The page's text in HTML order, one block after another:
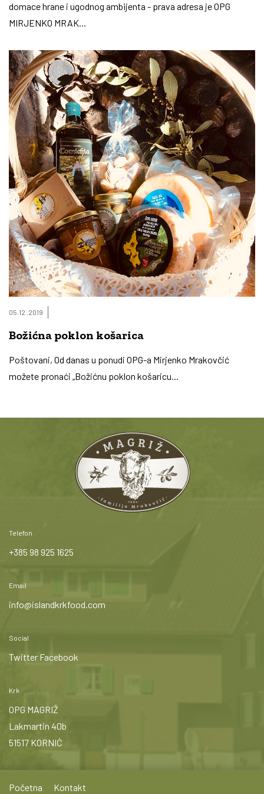
domace hrane i ugodnog ambijenta - prava adresa je OPG
MIRJENKO MRAK...
05.12 .2019
Božićna poklon košarica
Poštovani, Od danas u ponudi OPG-a Mirjenko Mrakovčić
možete pronaći „Božićnu poklon košaricu...
Telefon
+385 98 925 1625
Email
info@islandkrkfood.com
Social
Twitter Facebook
Krk
OPG MAGRIŽ
Lakmartin 40b
51517 KORNIĆ
Početna Kontakt